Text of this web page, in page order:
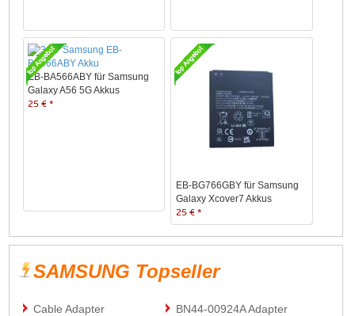
EB-BA566ABY für Samsung
Galaxy A56 5G Akkus
25 € *
EB-BG766GBY für Samsung
Galaxy Xcover7 Akkus
25 € *
SAMSUNG Topseller
Cable Adapter
BN44-00924A Adapter